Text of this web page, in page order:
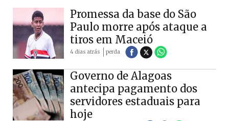
Promessa da base do São
Paulo morre após ataque a
tiros em Maceió
4 dias atrás perda
Governo de Alagoas
antecipa pagamento dos
servidores estaduais para
hoje